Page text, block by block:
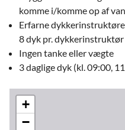
komme i/komme op af
Erfarne
8 dyk pr. dykkerinstruktør
Ingen tanke eller vægte
3 daglige dyk (kl. 09:00,
+
−